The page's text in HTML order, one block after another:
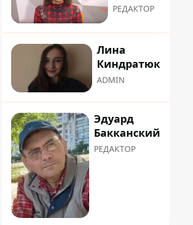
РЕДАКТОР
Лина
Киндратюк
ADMIN
Эдуард
Бакканский
РЕДАКТОР